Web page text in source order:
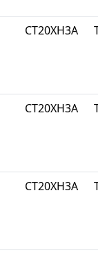
СТ20ХН3А
СТ20ХН3А
СТ20ХН3А